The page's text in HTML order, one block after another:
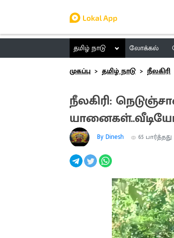
தமிழ் நாடு லோக்கல்
முகப்பு
தமிழ் நாடு நீலகிரி
நீலகிரி:
By Dinesh 65 பார்த்தது